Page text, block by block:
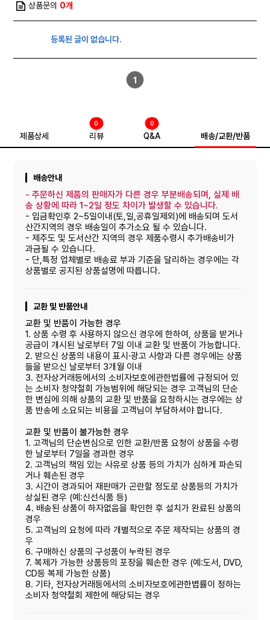
상품문의 0개
등록된 글이 없습니다.
1
제품상세 리뷰
0
Q&A
0
배송/교환/반품
배송안내
-주문하신 제품의 판매자가 다른 경우 부분배송되며, 실제 배
송 상황에 따라 1~2일 정도 차이가 발생할 수 있습니다.
- 입금확인후 2~5일이내(토,일,공휴일제외)에 배송되며 도서
산간지역의 경우 배송일이 추가소요 될 수 있습니다.
- 제주도 및 도서산간 지역의 경우 제품수령시 추가배송비가
과금될 수 있습니다.
- 단,특정 업체별로 배송료 부과 기준을 달리하는 경우에는 각
상품별로 공지된 상품설명에 따릅니다.
교환 및 반품안내
교환 및 반품이 가능한 경우
1. 상품 수령 후 사용하지 않으신 경우에 한하여, 상품을 받거나
공급이 개시된 날로부터 7일 이내 교환 및 반품이 가능합니다.
2. 받으신 상품의 내용이 표시·광고 사항과 다른 경우에는 상품
들을 받으신 날로부터 3개월 이내
3. 전자상거래등에서의 소비자보호에관한법률에 규정되어 있
는 소비자 청약철회 가능범위에 해당되는 경우 고객님의 단순
한 변심에 의해 상품의 교환 및 반품을 요청하시는 경우에는 상
품 반송에 소요되는 비용을 고객님이 부담하셔야 합니다.
교환 및 반품이 불가능한 경우
1. 고객님의 단순변심으로 인한 교환/반품 요청이 상품을 수령
한 날로부터 7일을 경과한 경우
2. 고객님의 책임 있는 사유로 상품 등의 가치가 심하게 파손되
거나 훼손된 경우
3. 시간이 경과되어 재판매가 곤란할 정도로 상품등의 가치가
상실된 경우 (예:신선식품 등)
4. 배송된 상품이 하자없음을 확인한 후 설치가 완료된 상품의
경우
5. 고객님의 요청에 따라 개별적으로 주문 제작되는 상품의 경
우
6. 구매하신 상품의 구성품이 누락된 경우
7. 복제가 가능한 상품등의 포장을 훼손한 경우 (예:도서, DVD,
CD등 복제 가능한 상품)
8. 기타, 전자상거래등에서의 소비자보호에관한볍률이 정하는
소비자 청약철회 제한에 해당되는 경우